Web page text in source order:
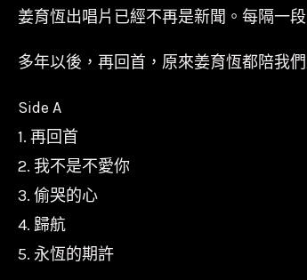
姜育恆出唱片已經不再是新聞。每隔一
多年以後，再回首，原來姜育恆都陪我們
Side A
1. 再回首
2. 我不是不愛你
3. 偷哭的心
4. 歸航
5. 永恆的期許